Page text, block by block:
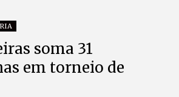
soma 31
em torneio de